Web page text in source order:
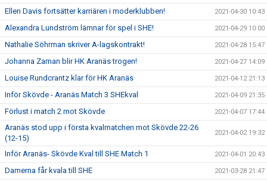
Ellen Davis fortsätter karriären i moderklubben! 2021-04-30 10:43
Alexandra Lundström lämnar för spel i SHE! 2021-04-29 10:00
Nathalie Söhrman skriver A-lagskontrakt! 2021-04-28 15:47
Johanna Zaman blir HK Aranäs trogen! 2021-04-27 14:09
Louise Rundcrantz klar för HK Aranäs 2021-04-12 21:13
Inför Skövde - Aranäs Match 3 SHEkval 2021-04-09 21:35
Förlust i match 2 mot Skövde 2021-04-07 17:44
Aranäs stod upp i första kvalmatchen mot Skövde 22-26
(12-15)
2021-04-02 19:32
Inför Aranäs- Skövde Kval till SHE Match 1 2021-04-01 20:43
Damerna får kvala till SHE 2021-03-28 21:47